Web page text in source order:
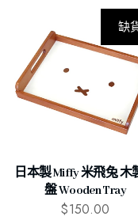
缺
日本製 Miffy 米飛兔 木
盤 Wooden Tray
$150.00